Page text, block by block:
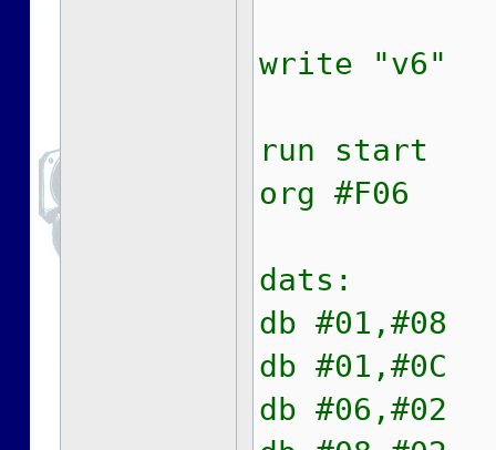
write "v6"
run start
org #F06
dats:
db #01,#08
db #01,#0C
db #06,#02